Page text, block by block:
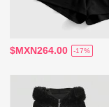
$MXN264.00 -17%